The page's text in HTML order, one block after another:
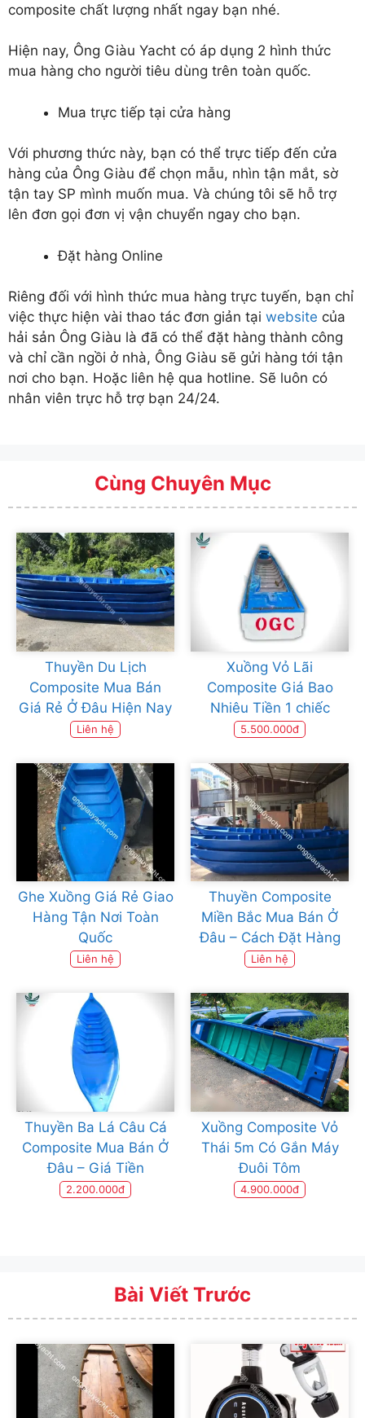
composite chất lượng nhất ngay bạn nhé.
Hiện nay, Ông Giàu Yacht có áp dụng 2 hình thức
mua hàng cho người tiêu dùng trên toàn quốc.
Mua trực tiếp tại cửa hàng
Với phương thức này, bạn có thể trực tiếp đến cửa
hàng của Ông Giàu để chọn mẫu, nhìn tận mắt, sờ
tận tay SP mình muốn mua. Và chúng tôi sẽ hỗ trợ
lên đơn gọi đơn vị vận chuyển ngay cho bạn.
Đặt hàng Online
Riêng đối với hình thức mua hàng trực tuyến, bạn chỉ
việc thực hiện vài thao tác đơn giản tại website của
hải sản Ông Giàu là đã có thể đặt hàng thành công
và chỉ cần ngồi ở nhà, Ông Giàu sẽ gửi hàng tới tận
nơi cho bạn. Hoặc liên hệ qua hotline. Sẽ luôn có
nhân viên trực hỗ trợ bạn 24/24.
Cùng Chuyên Mục
Thuyền Du Lịch
Composite Mua Bán
Giá Rẻ Ở Đâu Hiện Nay
Liên hệ
Xuồng Vỏ Lãi
Composite Giá Bao
Nhiêu Tiền 1 chiếc
5.500.000đ
Ghe Xuồng Giá Rẻ Giao
Hàng Tận Nơi Toàn
Quốc
Liên hệ
Thuyền Composite
Miền Bắc Mua Bán Ở
Đâu – Cách Đặt Hàng
Liên hệ
Thuyền Ba Lá Câu Cá
Composite Mua Bán Ở
Đâu – Giá Tiền
2.200.000đ
Xuồng Composite Vỏ
Thái 5m Có Gắn Máy
Đuôi Tôm
4.900.000đ
Bài Viết Trước